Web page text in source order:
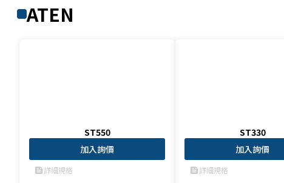
ATEN
ST550
加入詢價
feed詳細規格
ST330
加入詢價
feed詳細規格